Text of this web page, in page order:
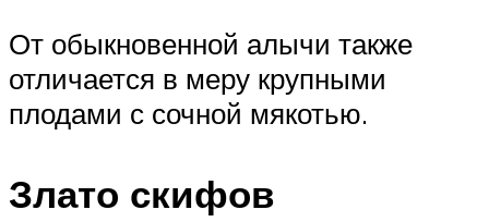
От обыкновенной алычи также
отличается в меру крупными
плодами с сочной мякотью.
Злато скифов